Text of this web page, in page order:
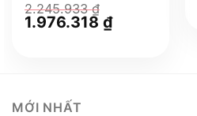
2.245.933₫
Giá
gốc
1.976.318 ₫Giá
hiện
MỚI NHẤT